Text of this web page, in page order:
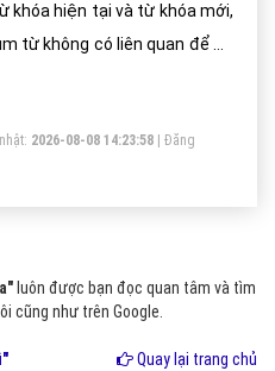
khóa hiện tại và từ khóa mới,
từ không có liên quan để sử
2026-08-08 14:23:58
Đăng
luôn được bạn đọc quan tâm và tìm
cũng như trên Google.
Quay lại trang chủ